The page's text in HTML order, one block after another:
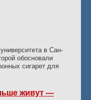
в Сан-
обосновали
сигарет для
живут —